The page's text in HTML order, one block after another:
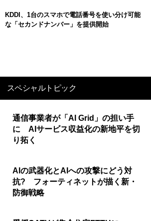
KDDI、1台のスマホで電話番号を使い分け可能
な「セカンドナンバー」を提供開始
スペシャルトピック
通信事業者が「AI Grid」の担い手
に AIサービス収益化の新地平を切
り拓く
AIの武器化とAIへの攻撃にどう対
抗? フォーティネットが描く新・
防御戦略